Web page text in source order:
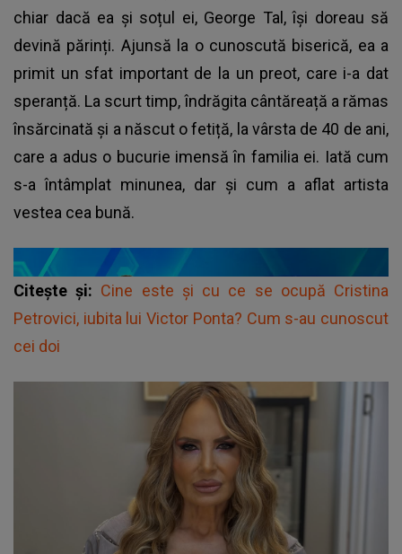
chiar dacă ea și soțul ei, George Tal, își doreau să
devină părinți. Ajunsă la o cunoscută biserică, ea a
primit un sfat important de la un preot, care i-a dat
speranță. La scurt timp, îndrăgita cântăreață a rămas
însărcinată și a născut o fetiță, la vârsta de 40 de ani,
care a adus o bucurie imensă în familia ei. Iată cum
s-a întâmplat minunea, dar și cum a aflat artista
vestea cea bună.
Citește și: Cine este și cu ce se ocupă Cristina
Petrovici, iubita lui Victor Ponta? Cum s-au cunoscut
cei doi